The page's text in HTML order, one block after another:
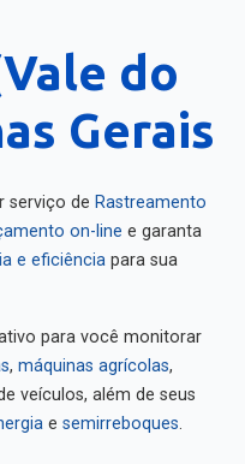
do
Gerais
serviço de Rastreamento
on-line e garanta
e eficiência para sua
para você monitorar
, máquinas agrícolas,
veículos, além de seus
e semirreboques.